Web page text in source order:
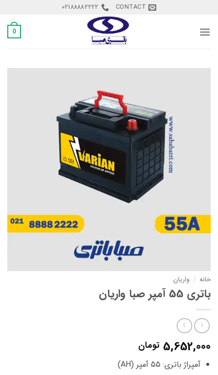
content
CONTACT
02188882222
0
خانه / واریان
باتری 55 آمپر صبا واریان
5,652,000 تومان
آمپراژ باتری: 55 آمپر (AH)